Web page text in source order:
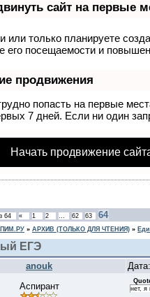
сайт на первые
или только планируете
его посещаемости и
продвижения
попасть на первые
7 дней. Если ни один
Начать продвижение
64 « 1 2 … 62 63 64
» АРХИВ (ТОЛЬКО ДЛЯ ЧТЕНИЯ) »
ЕГЭ
anouk
Аспирант
нет, я